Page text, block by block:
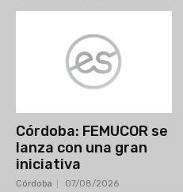
Córdoba: FEMUCOR se
lanza con una gran
iniciativa
Córdoba 07/08/2026